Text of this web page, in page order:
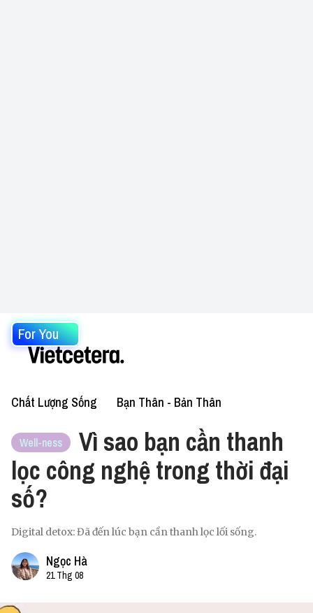
For You
Chất Lượng Sống Bạn Thân - Bản Thân
Well-ness
Vì sao bạn cần thanh
lọc công nghệ trong thời đại
số?
Digital detox: Đã đến lúc bạn cần thanh lọc lối sống.
Ngọc Hà
21 Thg 08